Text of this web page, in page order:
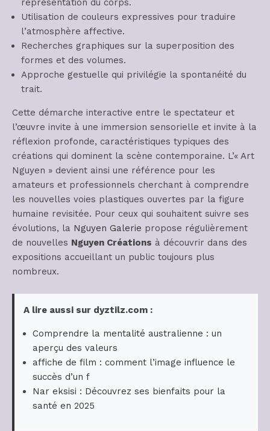
représentation du corps.
Utilisation de couleurs expressives pour traduire
l’atmosphère affective.
Recherches graphiques sur la superposition des
formes et des volumes.
Approche gestuelle qui privilégie la spontanéité du
trait.
Cette démarche interactive entre le spectateur et
l’œuvre invite à une immersion sensorielle et invite à la
réflexion profonde, caractéristiques typiques des
créations qui dominent la scène contemporaine. L’« Art
Nguyen » devient ainsi une référence pour les
amateurs et professionnels cherchant à comprendre
les nouvelles voies plastiques ouvertes par la figure
humaine revisitée. Pour ceux qui souhaitent suivre ses
évolutions, la Nguyen Galerie propose régulièrement
de nouvelles Nguyen Créations à découvrir dans des
expositions accueillant un public toujours plus
nombreux.
A lire aussi sur dyztilz.com :
Comprendre la mentalité australienne : un
aperçu des valeurs
affiche de film : comment l’image influence le
succès d’un f
Nar eksisi : Découvrez ses bienfaits pour la
santé en 2025